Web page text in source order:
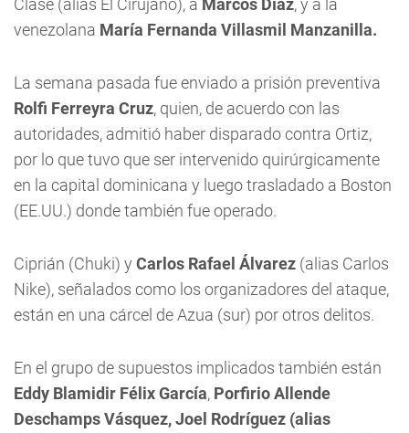
Clase (alias El Cirujano), a Marcos Díaz, y a la
venezolana María Fernanda Villasmil Manzanilla.
La semana pasada fue enviado a prisión preventiva
Rolfi Ferreyra Cruz, quien, de acuerdo con las
autoridades, admitió haber disparado contra Ortiz,
por lo que tuvo que ser intervenido quirúrgicamente
en la capital dominicana y luego trasladado a Boston
(EE.UU.) donde también fue operado.
Ciprián (Chuki) y Carlos Rafael Álvarez (alias Carlos
Nike), señalados como los organizadores del ataque,
están en una cárcel de Azua (sur) por otros delitos.
En el grupo de supuestos implicados también están
Eddy Blamidir Félix García, Porfirio Allende
Deschamps Vásquez, Joel Rodríguez (alias